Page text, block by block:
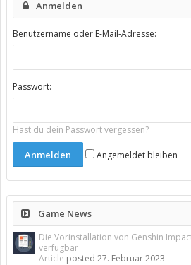
Anmelden
Benutzername oder E-Mail-Adresse:
Passwort:
Hast du dein Passwort vergessen?
Angemeldet bleiben
Game News
Die Vorinstallation von Genshin
verfügbar
Article posted 27. Februar 2023